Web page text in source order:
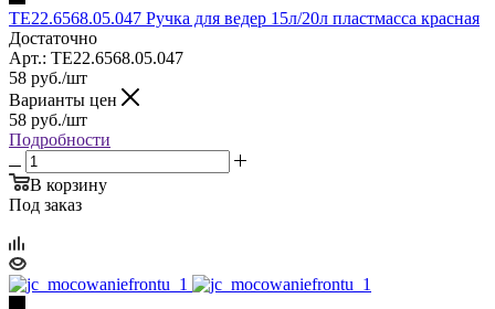
TE22.6568.05.047 Ручка для ведер 15л/20л пластмасса красная
Достаточно
Арт.: TE22.6568.05.047
58 руб./шт
Варианты цен
58 руб./шт
Подробности
В корзину
Под заказ